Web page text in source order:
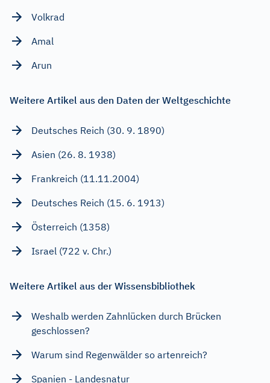
Volkrad
Amal
Arun
Weitere Artikel aus den Daten der Weltgeschichte
Deutsches Reich (30. 9. 1890)
Asien (26. 8. 1938)
Frankreich (11.11.2004)
Deutsches Reich (15. 6. 1913)
Österreich (1358)
Israel (722 v. Chr.)
Weitere Artikel aus der Wissensbibliothek
Weshalb werden Zahnlücken durch Brücken
geschlossen?
Warum sind Regenwälder so artenreich?
Spanien - Landesnatur